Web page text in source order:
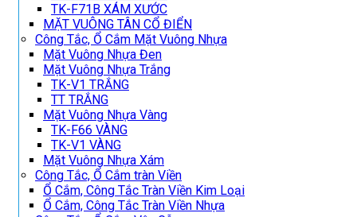
TK-F71B XÁM XƯỚC
MẶT VUÔNG TÂN CỔ ĐIỂN
Công Tắc, Ổ Cắm Mặt Vuông Nhựa
Mặt Vuông Nhựa Đen
Mặt Vuông Nhựa Trắng
TK-V1 TRẮNG
TT TRẮNG
Mặt Vuông Nhựa Vàng
TK-F66 VÀNG
TK-V1 VÀNG
Mặt Vuông Nhựa Xám
Công Tắc, Ổ Cắm tràn Viền
Ổ Cắm, Công Tắc Tràn Viền Kim Loại
Ổ Cắm, Công Tắc Tràn Viền Nhựa